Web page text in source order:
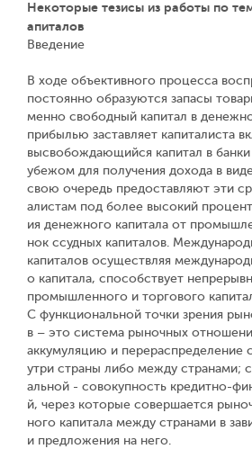
Некоторые тезисы из работы по
апиталов
Введение
В ходе объективного процесса
постоянно образуются запасы
менно свободный капитал в
прибылью заставляет капиталиста
высвобождающийся капитал в
убежом для получения дохода в
свою очередь предоставляют эти
алистам под более высокий
ия денежного капитала от
нок ссудных капиталов.
капиталов осуществляя
о капитала, способствует
промышленного и торгового
С функциональной точки зрения
в – это система рыночных
аккумуляцию и перераспределение
утри страны либо между странами;
альной - совокупность кредитно-
й, через которые совершается
ного капитала между странами в
и предложения на него.